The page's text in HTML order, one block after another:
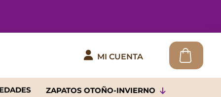
 MI CUENTA
ZAPATOS OTOÑO-INVIERNO